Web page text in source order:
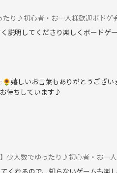
たり♪初心者・お一人様歓迎ボドゲ
説明してくださり楽しくボード
嬉しいお言葉もありがとうござ
待ちしています♪
】少人数でゆったり♪初心者・お一
くれるので、知らないゲームも楽